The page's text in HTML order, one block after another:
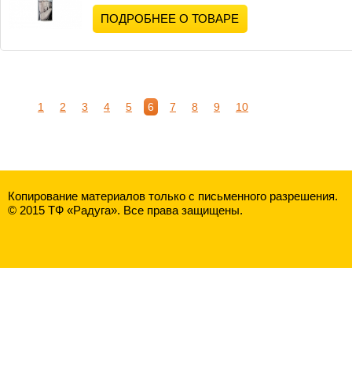
ПОДРОБНЕЕ О ТОВАРЕ
1 2 3 4 5 6 7 8 9 10
Копирование материалов только с письменного разрешения.
© 2015 ТФ «Радуга». Все права защищены.